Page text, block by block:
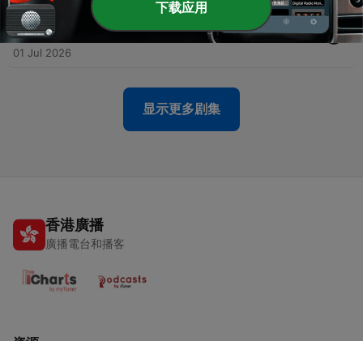
117 - 162 - 165 Capítulo XIV. Acerca de los médiums |
Libro de los Médiums | 23.06.2026
01 Jul 2026
显示更多剧集
香港廣播
廣播電台和播客
下载应用